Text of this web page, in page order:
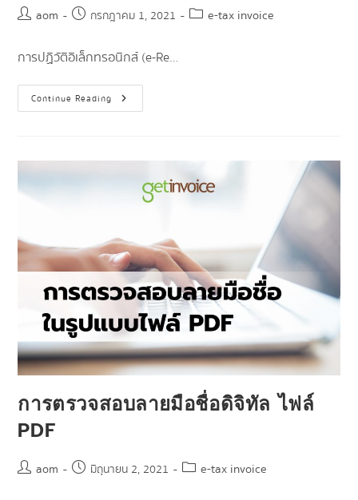
aom กรกฎาคม 1, 2021 e-tax invoice
การปฏิวัติอิเล็กทรอนิกส์ (e-Re…
Continue Reading
การตรวจสอบลายมือชื่อดิจิทัล ไฟล์
PDF
aom มิถุนายน 2, 2021 e-tax invoice